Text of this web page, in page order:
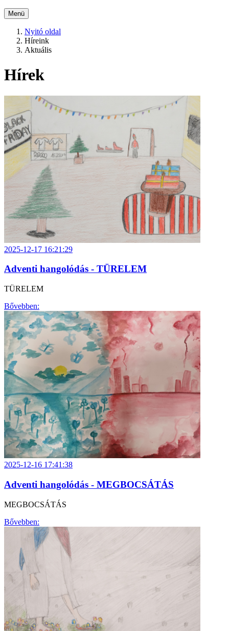
Menü
Nyitó oldal
Híreink
Aktuális
Hírek
2025-12-17 16:21:29
Adventi hangolódás - TÜRELEM
TÜRELEM
Bővebben:
2025-12-16 17:41:38
Adventi hangolódás - MEGBOCSÁTÁS
MEGBOCSÁTÁS
Bővebben: